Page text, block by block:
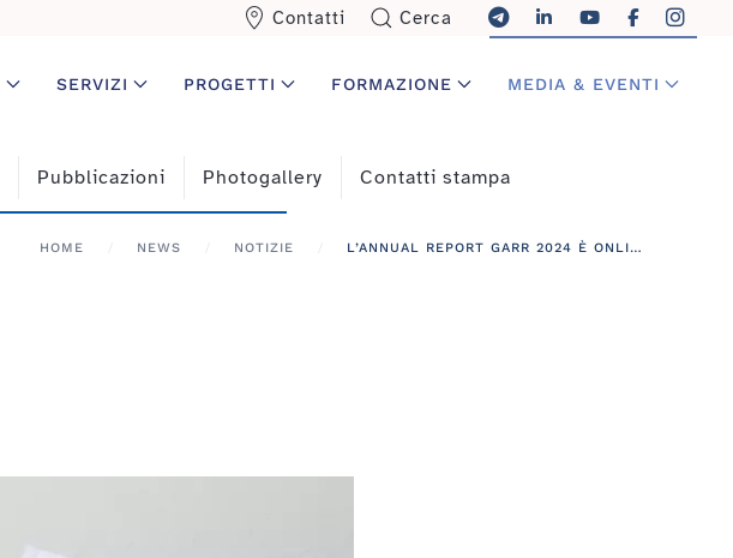
Contatti Cerca
SERVIZI PROGETTI FORMAZIONE MEDIA & EVENTI
Pubblicazioni Photogallery Contatti stampa
HOME NEWS NOTIZIE L’ANNUAL REPORT GARR 2024 È ONLINE